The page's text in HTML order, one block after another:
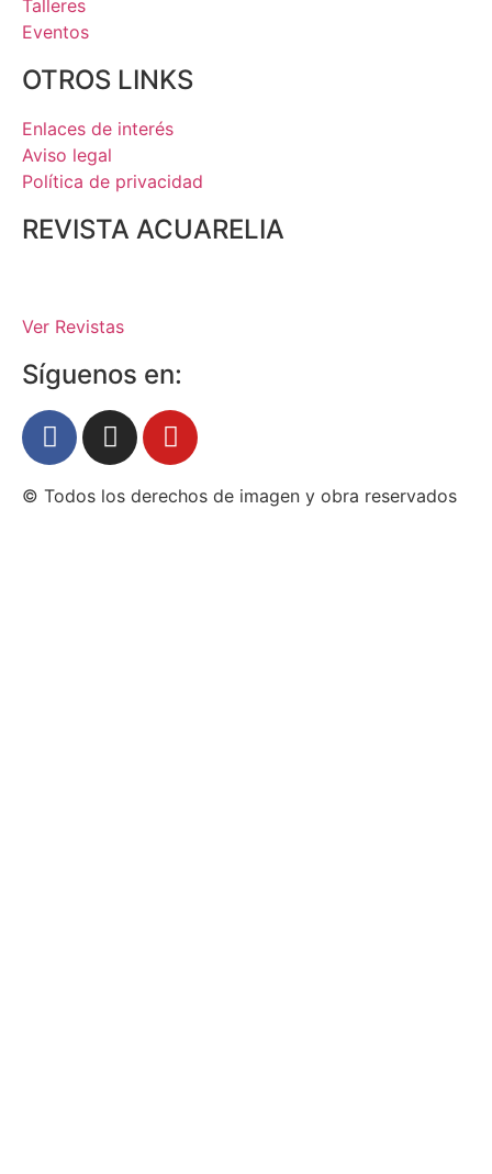
Talleres
Eventos
OTROS LINKS
Enlaces de interés
Aviso legal
Política de privacidad
REVISTA ACUARELIA
Ver Revistas
Síguenos en:
© Todos los derechos de imagen y obra reservados